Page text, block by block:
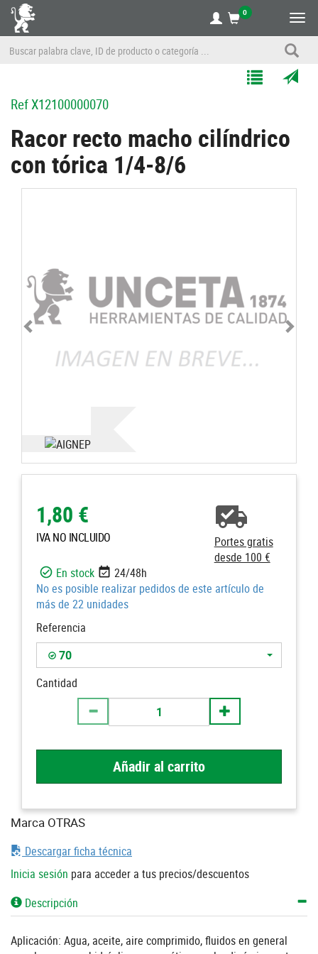
0
a
Listas
RefX12100000070
Racor recto macho cilíndrico
con tórica 1/4-8/6
1,80 €
IVA NO INCLUIDO
Portes gratis
desde 100 €
En stock
24/48h
No es posible realizar pedidos de este artículo de
más de 22 unidades
Referencia
70
Cantidad
Añadir al carrito
Marca OTRAS
Descargar ficha técnica
Inicia sesión para acceder a tus precios/descuentos
Descripción
Aplicación: Agua, aceite, aire comprimido, fluidos en general